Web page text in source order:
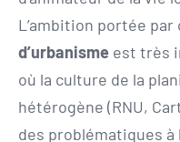
L’ambition portée
d’urbanisme est très
où la culture de la
hétérogène (RNU,
des problématiques